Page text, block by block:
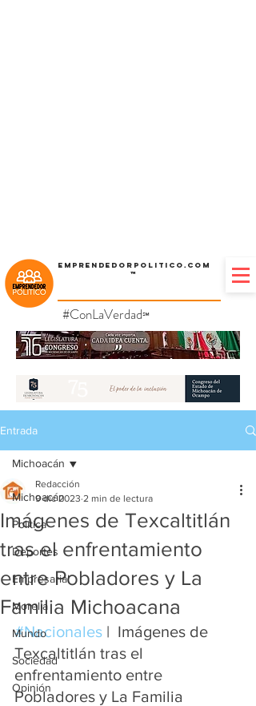
Emprendedorpolitico.com
™
#ConLaVerdad℠
Entrada
Michoacán
Política
Deportes
Empresarial
Morelia
Mundo
Sociedad
Opinión
Michoacán
Imágenes de Texcaltitlán
tras el enfrentamiento
entre Pobladores y La
Familia Michoacana
Redacción
9 dic 2023 2 min de lectura
#Nacionales |  Imágenes de
Texcaltitlán tras el
enfrentamiento entre
Pobladores y La Familia